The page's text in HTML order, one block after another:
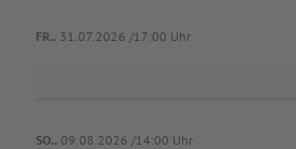
FR.. 31.07.2026 /17:00 Uhr
SO.. 09.08.2026 /14:00 Uhr